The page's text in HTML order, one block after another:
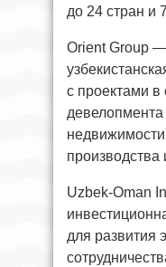
до 24 стран и
Orient Group
с проектами в
производства
Uzbek-Oman
для развития